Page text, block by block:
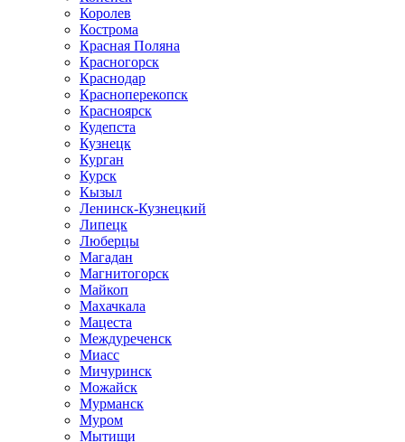
Королев
Кострома
Красная Поляна
Красногорск
Краснодар
Красноперекопск
Красноярск
Кудепста
Кузнецк
Курган
Курск
Кызыл
Ленинск-Кузнецкий
Липецк
Люберцы
Магадан
Магнитогорск
Майкоп
Махачкала
Мацеста
Междуреченск
Миасс
Мичуринск
Можайск
Мурманск
Муром
Мытищи